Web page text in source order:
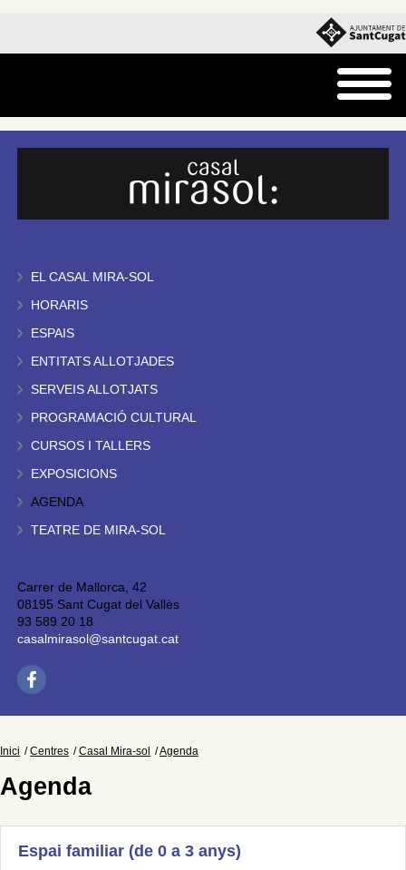
EL CASAL MIRA-SOL
HORARIS
ESPAIS
ENTITATS ALLOTJADES
SERVEIS ALLOTJATS
PROGRAMACIÓ CULTURAL
CURSOS I TALLERS
EXPOSICIONS
AGENDA
TEATRE DE MIRA-SOL
Carrer de Mallorca, 42
08195 Sant Cugat del Vallès
93 589 20 18
casalmirasol@santcugat.cat
Inici Centres Casal Mira-sol Agenda
Agenda
Espai familiar (de 0 a 3 anys)